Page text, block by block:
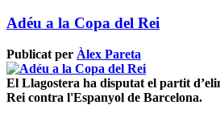
Adéu a la Copa del Rei
Publicat per Àlex Pareta
El Llagostera ha disputat el partit
Rei contra l'Espanyol de Barcelona.